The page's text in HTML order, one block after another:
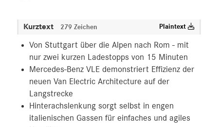
Kurztext 279 Zeichen Plaintext
Von Stuttgart über die Alpen nach Rom - mit
nur zwei kurzen Ladestopps von 15 Minuten
Mercedes‑Benz VLE demonstriert Effizienz der
neuen Van Electric Architecture auf der
Langstrecke
Hinterachslenkung sorgt selbst in engen
italienischen Gassen für einfaches und agiles